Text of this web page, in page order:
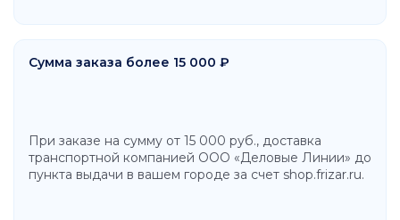
Сумма заказа более 15 000 ₽
При заказе на сумму от 15 000 руб., доставка
транспортной компанией ООО «Деловые Линии» до
пункта выдачи в вашем городе за счет shop.frizar.ru.